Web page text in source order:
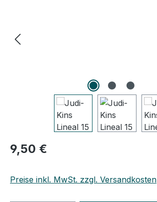
Regulärer Preis:
9,50 €
Preise inkl. MwSt. zzgl. Versandkosten